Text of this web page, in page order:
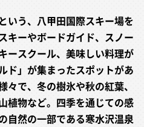
いう、八甲田国際スキー場を
キーやボードガイド、スノー
ースクール、美味しい料理が
ド」が集まったスポットがあ
々で、冬の樹氷や秋の紅葉、
植物など。四季を通じての感
自然の一部である寒水沢温泉